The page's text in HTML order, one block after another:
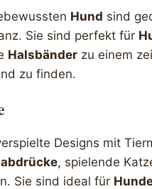
Hund sind
Sie sind perfekt für
Halsbänder zu einem
zu finden.
Designs mit
, spielende
Sie sind ideal für